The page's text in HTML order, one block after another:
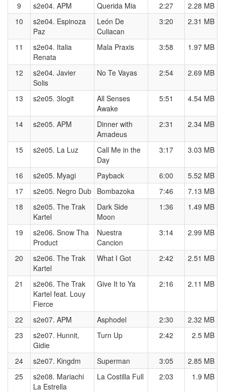
9 s2e04. APM Querida Mia 2:27
2.28 MB
10
s2e04. Espinoza
Paz
León De
Culiacan
3:20 2.31 MB
11
s2e04. Italia
Renata
Mala Praxis 3:58 1.97 MB
12
s2e04. Javier
Solis
No Te Vayas 2:54 2.69 MB
13 s2e05. 3logit
All Senses
Awake
5:51 4.54 MB
14 s2e05. APM
Dinner with
Amadeus
2:31 2.34 MB
15 s2e05. La Luz
Call Me in the
Day
3:17 3.03 MB
16 s2e05. Myagi Payback 6:00
5.52 MB
17
s2e05. Negro Dub Bombazoka 7:46
7.13 MB
18
s2e05. The Trak
Kartel
Dark Side
Moon
1:36 1.49 MB
19
s2e06. Snow Tha
Product
Nuestra
Cancion
3:14 2.99 MB
20
s2e06. The Trak
Kartel
What I Got 2:42 2.51 MB
21
s2e06. The Trak
Kartel feat. Louy
Fierce
Give It to Ya 2:16 2.11 MB
22 s2e07. APM Asphodel 2:30
2.32 MB
23
s2e07. Hunnit,
Gidie
Turn Up 2:42 2.5 MB
24 s2e07. Kingdm Superman 3:05
2.85 MB
25
s2e08. Mariachi
La Estrella
La Costilla Full 2:03 1.9 MB